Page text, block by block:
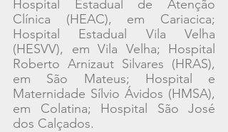
Hospital Estadual de Atenção
Clínica (HEAC), em Cariacica;
Hospital Estadual Vila Velha
(HESVV), em Vila Velha; Hospital
Roberto Arnizaut Silvares (HRAS),
em São Mateus; Hospital e
Maternidade Sílvio Ávidos (HMSA),
em Colatina; Hospital São José
dos Calçados.